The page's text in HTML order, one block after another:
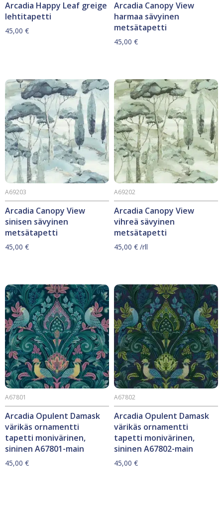
Arcadia Happy Leaf greige
lehtitapetti
45,00 €
Arcadia Canopy View
harmaa sävyinen
metsätapetti
45,00 €
Arcadia Canopy View
sinisen sävyinen
metsätapetti
A69203
45,00 €
Arcadia Canopy View
vihreä sävyinen
metsätapetti
A69202
45,00 € /rll
Arcadia Opulent Damask
värikäs ornamentti
tapetti monivärinen,
sininen A67801-main
A67801
45,00 €
Arcadia Opulent Damask
värikäs ornamentti
tapetti monivärinen,
sininen A67802-main
A67802
45,00 €